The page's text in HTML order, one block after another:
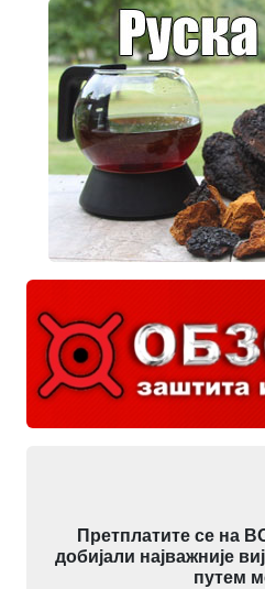
Претплатите се на
добијали најважније
путем